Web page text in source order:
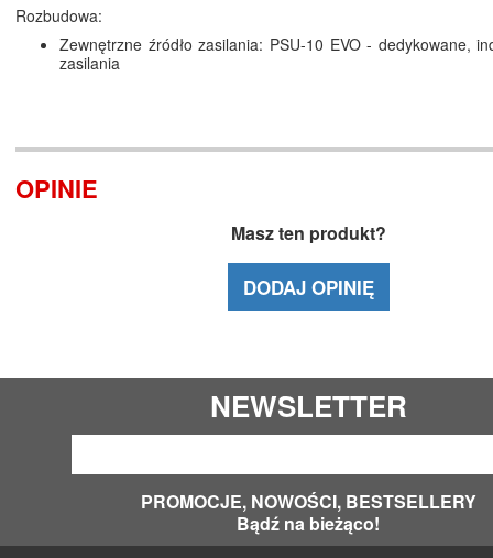
Rozbudowa:
Zewnętrzne źródło zasilania: PSU-10 EVO - dedykowane,
zasilania
OPINIE
Masz ten produkt?
DODAJ OPINIĘ
NEWSLETTER
PROMOCJE, NOWOŚCI, BESTSELLERY
Bądź na bieżąco!